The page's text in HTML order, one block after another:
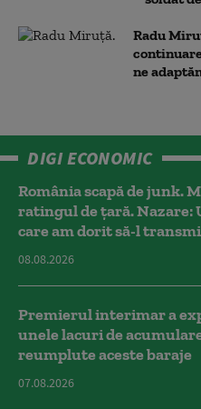
Radu
ne
DIGI ECONOMIC
România scapă de junk.
ratingul de țară. Nazare:
care am dorit să-l
08.08.2026
Premierul interimar a
unele lacuri de
reumplute aceste baraje
07.08.2026